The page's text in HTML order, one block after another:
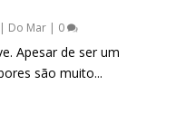
Do Mar 0
Apesar de ser um
são muito...